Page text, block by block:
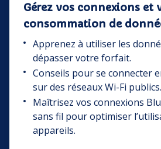
Gérez vos connexions et
consommation de
Apprenez à utiliser les
dépasser votre forfait.
Conseils pour se connecter
sur des réseaux Wi-Fi publics.
Maîtrisez vos connexions
sans fil pour optimiser
appareils.